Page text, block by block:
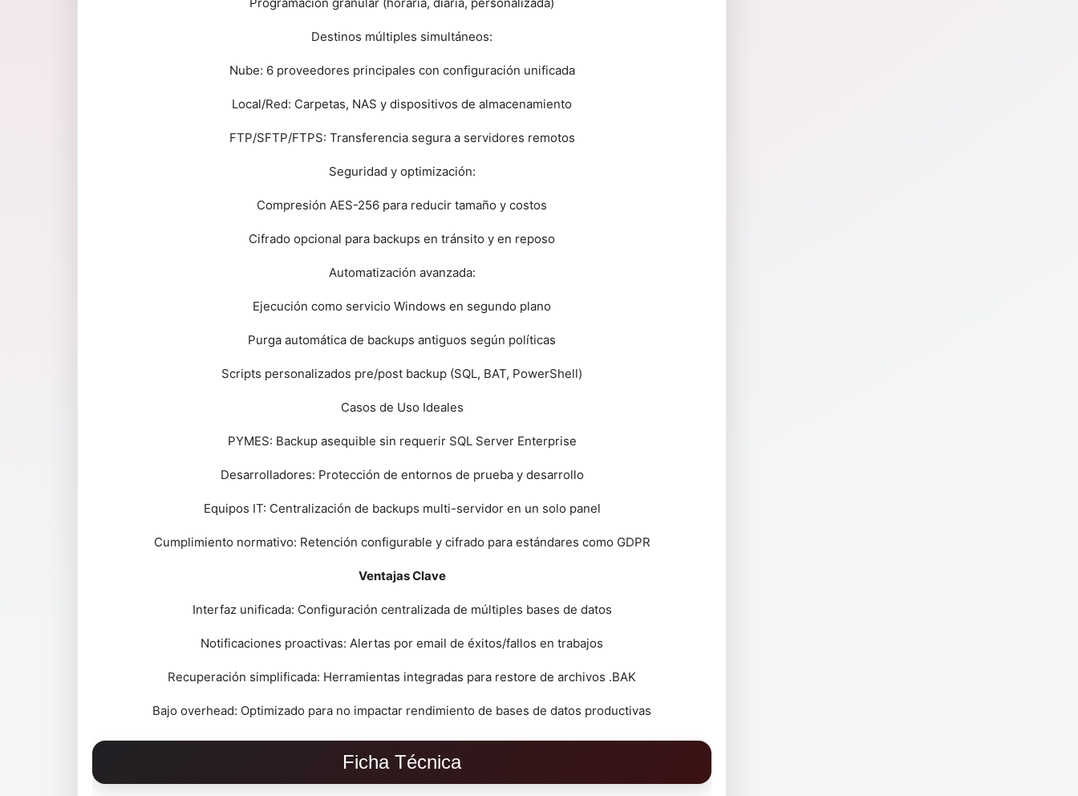
Destinos múltiples simultáneos:
Nube: 6 proveedores principales con configuración unificada
Local/Red: Carpetas, NAS y dispositivos de almacenamiento
FTP/SFTP/FTPS: Transferencia segura a servidores remotos
Seguridad y optimización:
Compresión AES-256 para reducir tamaño y costos
Cifrado opcional para backups en tránsito y en reposo
Automatización avanzada:
Ejecución como servicio Windows en segundo plano
Purga automática de backups antiguos según políticas
Scripts personalizados pre/post backup (SQL, BAT, PowerShell)
Casos de Uso Ideales
PYMES: Backup asequible sin requerir SQL Server Enterprise
Desarrolladores: Protección de entornos de prueba y desarrollo
Equipos IT: Centralización de backups multi-servidor en un solo panel
Cumplimiento normativo: Retención configurable y cifrado para estándares como GDPR
Ventajas Clave
Interfaz unificada: Configuración centralizada de múltiples bases de datos
Notificaciones proactivas: Alertas por email de éxitos/fallos en trabajos
Recuperación simplificada: Herramientas integradas para restore de archivos .BAK
Bajo overhead: Optimizado para no impactar rendimiento de bases de datos productivas
Ficha Técnica